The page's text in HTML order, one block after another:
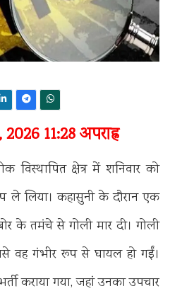
11:28 अपराह्न
क्षेत्र में शनिवार को
ले लिया। कहासुनी के दौरान एक
के तमंचे से गोली मार दी। गोली
वह गंभीर रूप से घायल हो गईं।
कराया गया, जहां उनका उपचार